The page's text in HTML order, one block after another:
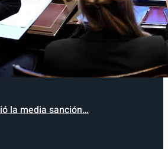
la media sanción…